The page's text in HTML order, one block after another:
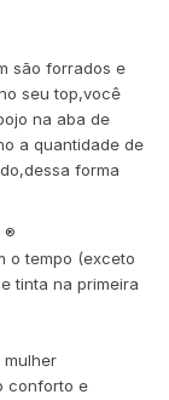
são forrados e
seu top,você
na aba de
a quantidade de
forma
®️
o tempo (exceto
tinta na primeira
mulher
conforto e